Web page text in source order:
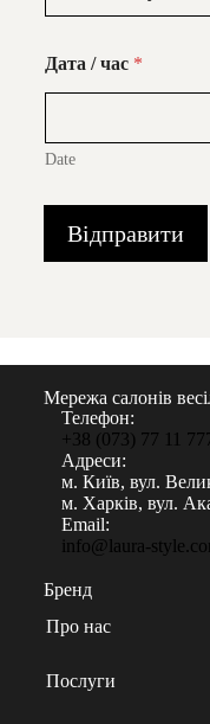
Дата / час *
Date
Відправити
Мережа салонів
Телефон:
+38 (073) 77 11
Адреси:
м. Київ, вул.
м. Харків, вул.
Email:
info@laura-
Бренд
Про нас
Послуги